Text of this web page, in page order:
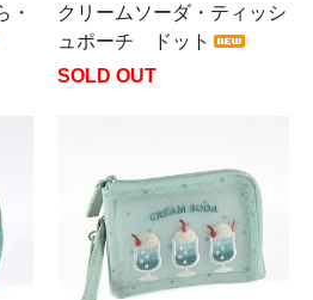
・
クリームソーダ・ティッシ
ュポーチ ドット
SOLD OUT